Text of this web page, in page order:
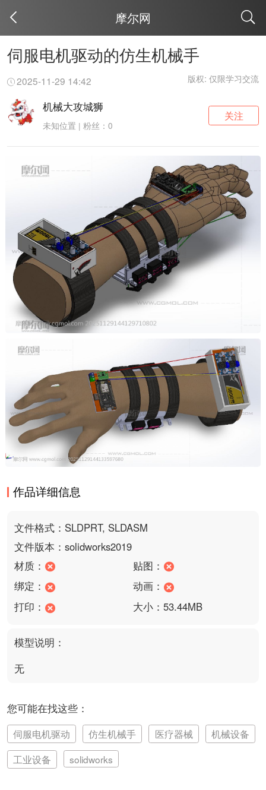
摩尔网
伺服电机驱动的仿生机械手
2025-11-29 14:42 版权: 仅限学习交流
机械大攻城狮
未知位置 | 粉丝：0
关注
作品详细信息
文件格式：SLDPRT, SLDASM
文件版本：solidworks2019
材质：
贴图：
绑定：
动画：
打印：
大小：53.44MB
模型说明：
无
您可能在找这些：
伺服电机驱动 仿生机械手 医疗器械
机械设备
工业设备
solidworks
取消